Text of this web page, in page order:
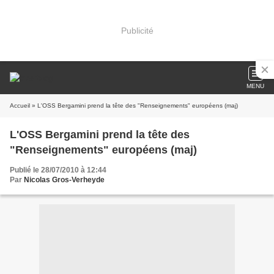
Publicité
MENU
Accueil » L'OSS Bergamini prend la tête des "Renseignements" européens (maj)
L'OSS Bergamini prend la tête des
"Renseignements" européens (maj)
Publié le 28/07/2010 à 12:44
Par Nicolas Gros-Verheyde